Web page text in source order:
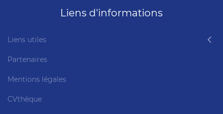
Liens d'informations
Liens utiles
Partenaires
Mentions légales
CVthèque